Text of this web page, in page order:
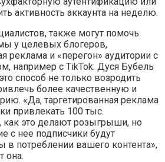
активность аккаунта на неделю.
также могут помочь
у целевых блогеров,
реклама и «перегон» аудитории с
например с TikTok. Дуся Бубель
способ не только возродить
более качественную и
«Да, таргетированная реклама
привлекать 100 тыс.
как это делают розыгрыши, но
с нее подписчики будут
в потреблении вашего контента»,
она.